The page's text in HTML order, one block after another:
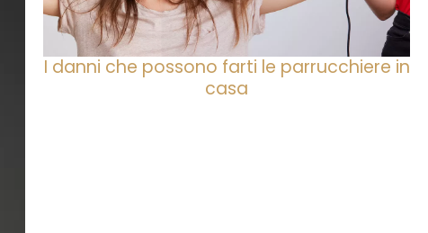
I danni che possono farti le parrucchiere in
casa